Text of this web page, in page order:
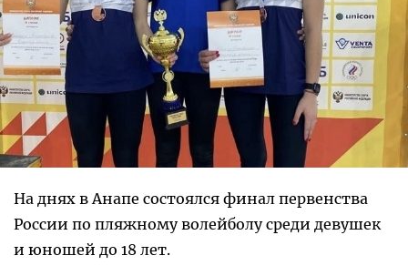
На днях в Анапе состоялся финал первенства
России по пляжному волейболу среди девушек
и юношей до 18 лет.